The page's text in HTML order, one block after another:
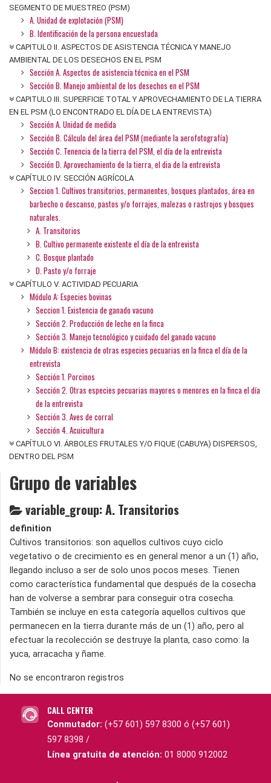
SEGMENTO DE MUESTREO (PSM)
A. Unidad de explotación (PSM)
B. Identificación de la persona encuestada
CAPITULO II. ASPECTOS DE ASISTENCIA TÉCNICA Y MANEJO
AMBIENTAL DE LOS DESECHOS EN EL PSM
Sección A. Aspectos de asistencia técnica en el PSM
Sección B. Manejo ambiental de los desechos en el PSM
CAPITULO III. SUPERFICIE TOTAL Y APROVECHAMIENTO DE LA TIERRA
EN EL PSM (LO ENCONTRADO EL DÍA DE LA ENTREVISTA)
Sección A. Unidad de medida
Sección B. Cálculo del área del PSM (mediante la aerofotografía)
Sección C. Tenencia de la tierra del PSM, el día de la entrevista
Sección D. Aprovechamiento de la tierra, el dia de la entrevista
CAPÍTULO IV. SECCIÓN AGRÍCOLA
Seccion 1. Cultivos transitorios, permanentes, bosques plantados, área en
barbecho o descanso, pastos y/o forrajes, malezas o rastrojos y bosques
naturales.
A. Transitorios
B. Cultivo permanente existente el día de la entrevista
C. Bosque plantado
D. Pasto y/o forraje
CAPÍTULO V. ACTIVIDAD PECUARIA
Módulo A: Especies bovinas
Seccion 1. Existencia de ganado vacuno
Sección 2. Producción de leche en la finca
Sección 3. Manejo tecnológico y cuidado del ganado vacuno
Módulo B: existencia de otras especies pecuarias en la finca el día de la
entrevista
Sección 1. Porcinos
Sección 2. Otras especies pecuarias mayores o menores en la finca el día
de la entrevista
Sección 3. Aves de corral
Sección 4. Acuicultura
CAPÍTULO VI. ÁRBOLES FRUTALES Y/O FIQUE (CABUYA) DISPERSOS,
DENTRO DEL PSM
Grupo de variables
variable_group: A. Transitorios
definition
Cultivos transitorios: son aquellos cultivos cuyo ciclo
vegetativo o de crecimiento es en general menor a un (1) año,
llegando incluso a ser de solo unos pocos meses. Tienen
como característica fundamental que después de la cosecha
han de volverse a sembrar para conseguir otra cosecha.
También se incluye en esta categoría aquellos cultivos que
permanecen en la tierra durante más de un (1) año, pero al
efectuar la recolección se destruye la planta, caso como: la
yuca, arracacha y ñame.
No se encontraron registros
CALL CENTER
Conmutador: (+57 601) 597 8300 ó (+57 601)
597 8398 /
Línea gratuita de atención: 01 8000 912002